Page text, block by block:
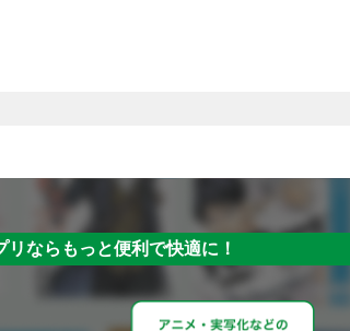
リならもっと便利で快適に！